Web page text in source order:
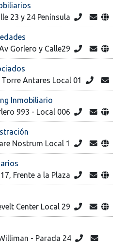
23 y 24 Península
Gorlero y Calle29
Antares Local 01
Inmobiliario
993 - Local 006
Nostrum Local 1
Frente a la Plaza
Center Local 29
- Parada 24